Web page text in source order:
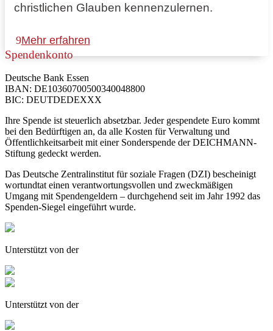
christlichen Glauben kennenzulernen.
Mehr erfahren
Spendenkonto
Deutsche Bank Essen
IBAN: DE10360700500340048800
BIC: DEUTDEDEXXX
Ihre Spende ist steuerlich absetzbar. Jeder gespendete Euro kommt
bei den Bedürftigen an, da alle Kosten für Verwaltung und
Öffentlichkeitsarbeit mit einer Sonderspende der DEICHMANN-
Stiftung gedeckt werden.
Das Deutsche Zentralinstitut für soziale Fragen (DZI) bescheinigt
wortundtat einen verantwortungsvollen und zweckmäßigen
Umgang mit Spendengeldern – durchgehend seit im Jahr 1992 das
Spenden-Siegel eingeführt wurde.
Unterstützt von der
Unterstützt von der